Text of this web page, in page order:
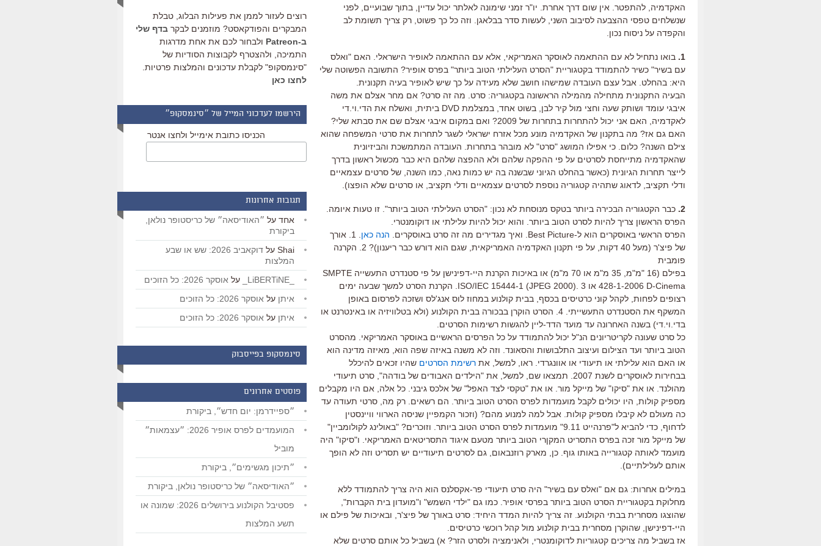
האקדמיה, להתפטר. אין שום דרך אחרת. יו"ר זמני שימונה לאלתר יכול עדיין, בתוך שבועיים, לפני
שנשלחים טפסי ההצבעה לסיבוב השני, לעשות סדר בבלאגן. וזה כל כך פשוט, רק צריך תשומת לב
והקפדה על ניסוח נכון.
1. בואו נתחיל לא עם ההתאמה לאוסקר האמריקאי, אלא עם ההתאמה לאופיר הישראלי. האם "ואלס
עם בשיר" כשיר להתמודד בקטגוריית "הסרט העלילתי הטוב ביותר" בפרס אופיר? התשובה הפשוטה שלי
היא: בהחלט. אבל עצם העובדה שמישהו חושב שלא מעידה על כך שיש לאופיר בעיה תקנונית.
הבעיה התקנונית מתחילה מהמילה הראשונה בקטגוריה: סרט. מה זה סרט? אם מחר אצלם את משה
איבגי עומד ושותק שעה וחצי מול קיר לבן, בשוט אחד, במצלמת DVD ביתית, ואשלח את הדי.וי.די
לאקדמיה, האם אני יכול להתחרות בתחרות של 2009? ואם במקום איבגי אצלם שם את סבתא שלי?
האם גם אז? מה בתקנון של האקדמיה מונע מכל אזרח ישראלי לשגר לתחרות את סרטי המשפחה שהוא
צילם השנה? כלום. כי אפילו המושג "סרט" לא מובהר בתחרות. העובדה המתמשכת והביזיונית
שהאקדמיה מתייחסת לסרטים על פי ההפקה שלהם ולא ההפצה שלהם היא כבר מכשול ראשון בדרך
לייצר תחרות הגיונית (כאשר בהחלט הגיוני שבשנה בה יש כמות נאה, כמו השנה, של סרטים עצמאיים
ודלי תקציב, לדאוג שתהיה קטגוריה נוספת לסרטים עצמאיים ודלי תקציב, או סרטים שלא הופצו).
2. כבר הקטגוריה הבכירה ביותר בטקס מנוסחת לא נכון: "הסרט העלילתי הטוב ביותר". זו טעות איומה.
הפרס הראשון צריך להיות לסרט הטוב ביותר. והוא יכול להיות עלילתי או דוקומנטרי.
הפרס הראשי באוסקרים הוא ל-Best Picture. ואיך מגדירים מה זה סרט באוסקרים.
הנה כאן
. 1. אורך
של פיצ'ר (מעל 40 דקות, על פי תקנון האקדמיה האמריקאית, שגם הוא דורש כבר ריענון)? 2. הקרנה
פומבית
בפילם (16 "מ"מ, 35 מ"מ או 70 מ"מ) או באיכות הקרנת היי-דפינישן על פי סטנדרט התעשייה SMPTE
428-1-2006 D-Cinema או ISO/IEC 15444-1 (JPEG 2000). 3. הקרנת הסרט למשך שבעה ימים
רצופים לפחות, לקהל קוני כרטיסים בכסף, בבית קולנוע במחוז לוס אנג'לס ושזכה לפרסום באופן
המשקף את הסטנדרט התעשייתי. 4. הסרט הוקרן בבכורה בבית הקולנוע (ולא בטלוויזיה או באינטרנט או
בדי.וי.די) בשנה האחרונה עד מועד הדד-ליין להגשות רשימות הסרטים.
כל סרט שעונה לקריטריונים הנ"ל יכול להתמודד על כל הפרסים הראשיים באוסקר האמריקאי. מהסרט
הטוב ביותר ועד הצילום ועיצוב התלבושות והסאונד. וזה לא משנה באיזה שפה הוא, מאיזה מדינה הוא
או האם הוא עלילתי או תיעודי או אוונגרדי. ראו, למשל, את רשימת הסרטים שהיו זכאים להיכלל
בבחירות לאוסקרים לשנת 2007. תמצאו שם, למשל, את "הילדים האבודים של בודהה", סרט תיעודי
מהולנד. או את "סיקו" של מייקל מור. או את "טקסי לצד האפל" של אלכס גיבני. כל אלה, אם היו מקבלים
מספיק קולות, היו יכולים לקבל מועמדות לפרס הסרט הטוב ביותר. הם רשאים. רק מה, סרטי תעודה עד
כה מעולם לא קיבלו מספיק קולות. אבל למה למנוע מהם? (וזכור הקמפיין שניסה הארווי וויינסטין
לדחוף, כדי להביא ל"פרנהייט 9.11" מועמדות לפרס הסרט הטוב ביותר. וזוכרים? "באולינג לקולומביין"
של מייקל מור זכה בפרס התסריט המקןרי הטוב ביותר מטעם איגוד התסריטאים האמריקאי. ו"סיקו" היה
מועמד לאותה קטגורייה באותו גוף. כן, מארק רוזנבאום, גם לסרטים תיעודיים יש תסריט וזה לא הופך
אותם לעלילתיים).
במילים אחרות: גם אם "ואלס עם בשיר" היה סרט תיעודי פר-אקסלנס הוא היה צריך להתמודד ללא
מחלוקת בקטגוריית הסרט הטוב ביותר בפרסי אופיר. כמו גם "ילדי השמש" ו"מועדון בית הקברות",
שהוצגו מסחרית בבתי הקולנוע. זה צריך להיות המדד היחיד: סרט באורך של פיצ'ר, ובאיכות של פילם או
היי-דפינישן, שהוקרן מסחרית בבית קולנוע מול קהל רוכשי כרטיסים.
אז בשביל מה צריכים קטגוריות לדוקומנטרי, ולאנימציה ולסרט הזר? א) בשביל כל אותם סרטים שלא
רוצים לעזור לממן את פעילות הבלוג, טבלת
המבקרים והפודקאסט? מוזמנים לבקר בדף שלי
ב-Patreon
ולבחור לכם את אחת מדרגות
התמיכה, ולהצטרף לקבוצות הסודיות של
"סינמסקופ" לקבלת עדכונים והמלצות פרטיות.
לחצו כאן
הירשמו לעדכוני המייל של ״סינמסקופ״
הכניסו כתובת אימייל ולחצו אנטר
תגובות אחרונות
אחד על ״האודיסאה״ של כריסטופר נולאן,
ביקורת
Shai על
דוקאביב 2026: שש או שבע
המלצות
על אוסקר 2026: כל הזוכים
איתן על אוסקר 2026: כל הזוכים
איתן על אוסקר 2026: כל הזוכים
סינמסקופ בפייסבוק
פוסטים אחרונים
״ספיידרמן: יום חדש״, ביקורת
המועמדים לפרס אופיר 2026: ״עצמאות״
מוביל
״תיכון מגשימים״, ביקורת
״האודיסאה״ של כריסטופר נולאן, ביקורת
פסטיבל הקולנוע בירושלים 2026: שמונה או
תשע המלצות